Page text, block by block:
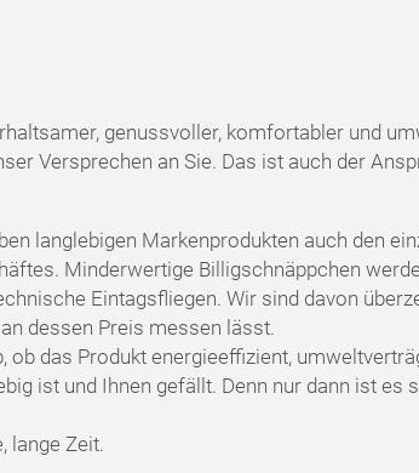
genussvoller, komfortabler und
Versprechen an Sie. Das ist auch der
langlebigen Markenprodukten auch den
Minderwertige Billigschnäppchen
Eintagsfliegen. Wir sind davon
dessen Preis messen lässt.
ob das Produkt energieeffizient,
ist und Ihnen gefällt. Denn nur dann ist es
lange Zeit.